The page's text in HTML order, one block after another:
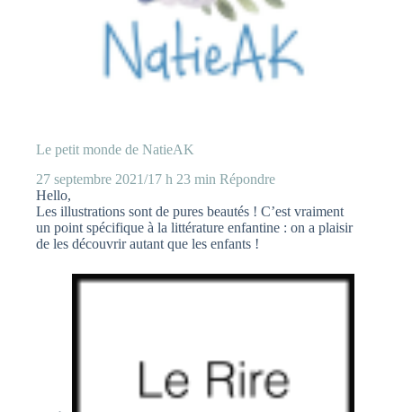
Le petit monde de NatieAK
27 septembre 2021/17 h 23 min Répondre
Hello,
Les illustrations sont de pures beautés ! C’est vraiment
un point spécifique à la littérature enfantine : on a plaisir
de les découvrir autant que les enfants !